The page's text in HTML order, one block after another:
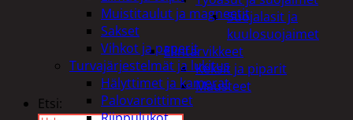
Suojalasit ja
kuulosuojaimet
Elintarvikkeet
Keksit ja piparit
Mausteet
Etsi:
Muistitaulut ja magneetit
Sakset
Vihkot ja paperit
Turvajärjestelmät ja lukitus
Hälyttimet ja kamerat
Palovaroittimet